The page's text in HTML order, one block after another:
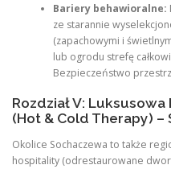
Bariery behawioralne:
ze starannie
(zapachowymi i
lub ogrodu strefę
Bezpieczeństwo
Rozdział V:
(Hot & Cold Therapy) –
Okolice Sochaczewa to także
hospitality (odrestaurowane